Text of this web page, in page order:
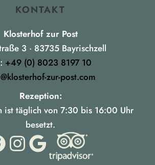
KONTAKT
Klosterhof zur Post
3 · 83735 Bayrischzell
+49 (0) 8023 8197 10
zur-post.com
Rezeption:
ist täglich von 7:30 bis 16:00 Uhr
besetzt.